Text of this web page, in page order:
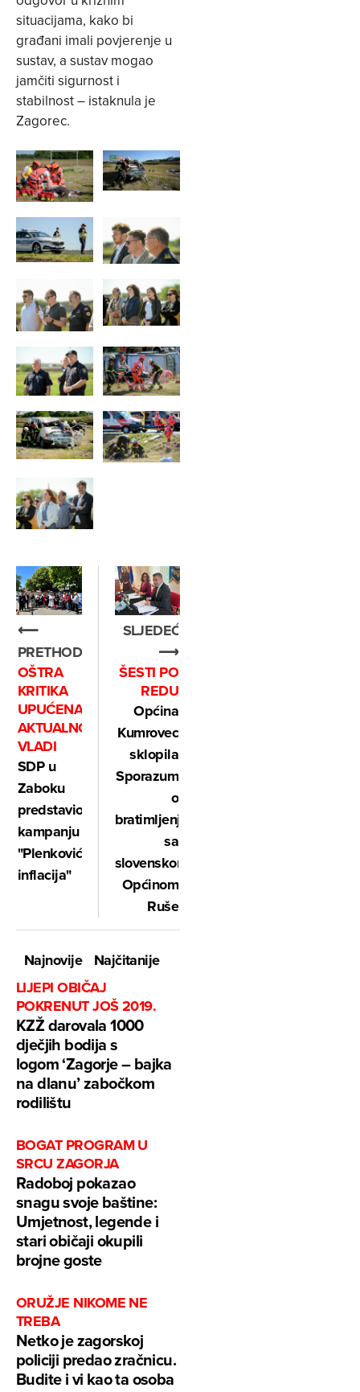
situacijama, kako bi
građani imali povjerenje u
sustav, a sustav mogao
jamčiti sigurnost i
stabilnost – istaknula je
Zagorec.
⟵
PRETHODNO
OŠTRA
KRITIKA
UPUĆENA
AKTUALNOJ
VLADI
SDP u
Zaboku
predstavio
kampanju
"Plenkovićeva
inflacija"
SLJEDEĆE
⟶
ŠESTI PO
REDU
Općina
Kumrovec
sklopila
Sporazum
o
bratimljenju
sa
slovenskom
Općinom
Ruše
Najnovije
Najčitanije
LIJEPI OBIČAJ
POKRENUT JOŠ 2019.
KZŽ darovala 1000
dječjih bodija s
logom ‘Zagorje – bajka
na dlanu’ zabočkom
rodilištu
BOGAT PROGRAM U
SRCU ZAGORJA
Radoboj pokazao
snagu svoje baštine:
Umjetnost, legende i
stari običaji okupili
brojne goste
ORUŽJE NIKOME NE
TREBA
Netko je zagorskoj
policiji predao zračnicu.
Budite i vi kao ta osoba